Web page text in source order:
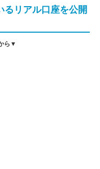
るリアル口座を公開
ら▼